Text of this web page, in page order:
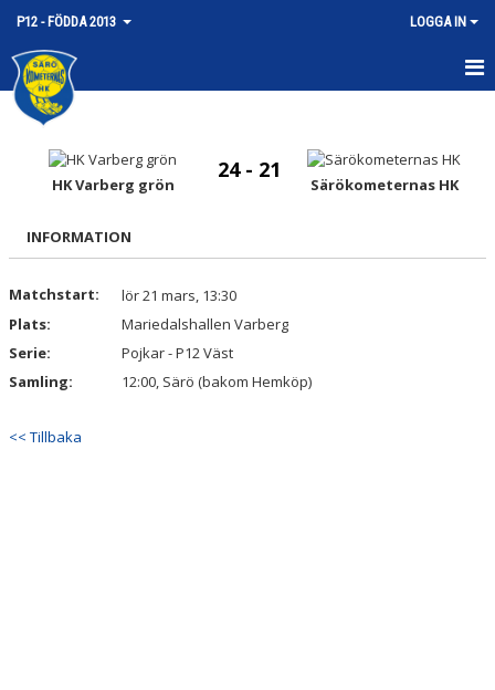
P12 - FÖDDA 2013 LOGGA IN
HEM
NYHETER
MATCHER
TRUPPEN
BILDGALLERI
DOKUMENT
KONTAKT
HK Varberg grön
24 - 21
Särökometernas HK
INFORMATION
Matchstart:
lör 21 mars, 13:30
Plats:
Mariedalshallen Varberg
Serie:
Pojkar - P12 Väst
Samling:
12:00, Särö (bakom Hemköp)
<< Tillbaka